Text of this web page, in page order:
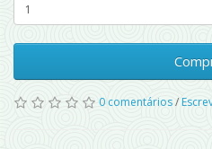
0 comentários/